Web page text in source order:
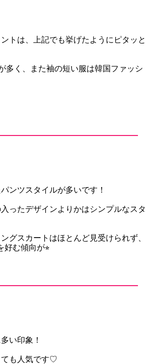
トは、上記でも挙げたようにピタッと
多く、また袖の短い服は韓国ファッシ
ンツスタイルが多いです！
ったデザインよりかはシンプルなスタ
グスカートはほとんど見受けられず、
む傾向が⭐︎
い印象！
ても人気です♡